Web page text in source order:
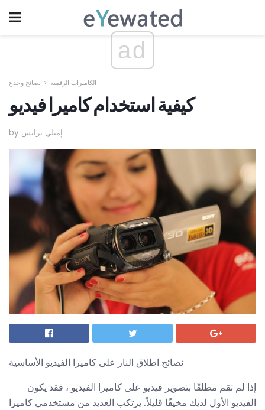
ad
الكاميرات الرقمية نصائح وخدع
كيفية استخدام كاميرا فيديو
by إميلي برايس
نصائح اطلاق النار على كاميرا الفيديو الأساسية
إذا لم تقم مطلقًا بتصوير فيديو على كاميرا الفيديو ، فقد يكون
الفيديو الأول لديك مخيفًا قليلاً. يرتكب العديد من مستخدمي كاميرا